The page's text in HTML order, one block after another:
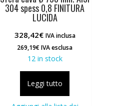
304 spess 0,8 FINITURA
LUCIDA
328,42€ IVA inclusa
269,19€IVA esclusa
12 in stock
Leggi tutto